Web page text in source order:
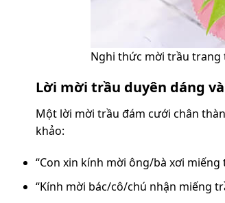
Nghi thức mời trầu
Lời mời trầu duyên dáng
Một lời mời trầu đám cưới chân
khảo:
“Con xin kính mời ông/bà xơi
“Kính mời bác/cô/chú nhận miếng